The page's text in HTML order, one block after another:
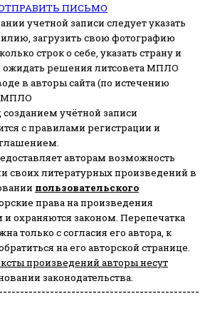
ПИСЬМО
учетной записи следует указать
загрузить свою фотографию
строк о себе, указать страну и
решения литсовета МПЛО
в авторы сайта (по истечению
МПЛО
учётной записи
с правилами регистрации и
авторам возможность
своих литературных произведений в
пользовательского
права на произведения
охраняются законом. Перепечатка
только с согласия его автора, к
на его авторской странице.
произведений авторы несут
законодательства.